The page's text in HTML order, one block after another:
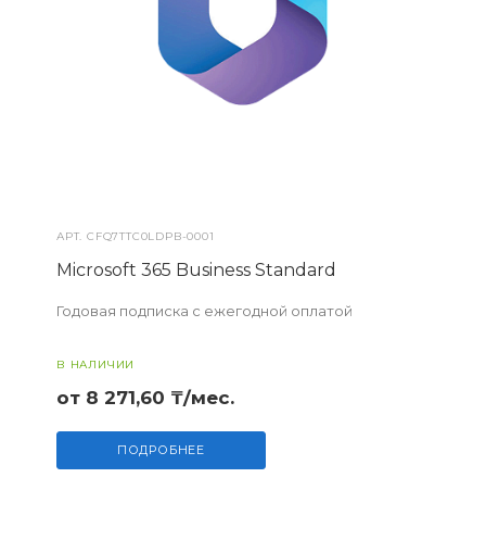
АРТ.CFQ7TTC0LDPB-0001
Microsoft 365 Business Standard
Годовая подписка с ежегодной оплатой
В НАЛИЧИИ
от 8 271,60 ₸/мес.
ПОДРОБНЕЕ